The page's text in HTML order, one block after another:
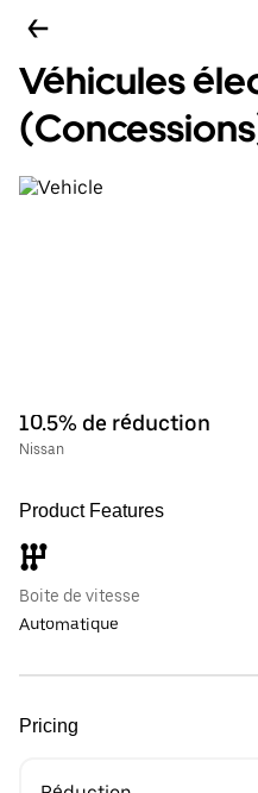
Véhicules
10.5% de réduction
Nissan
Product Features
Boite de vitesse
Automatique
Pricing